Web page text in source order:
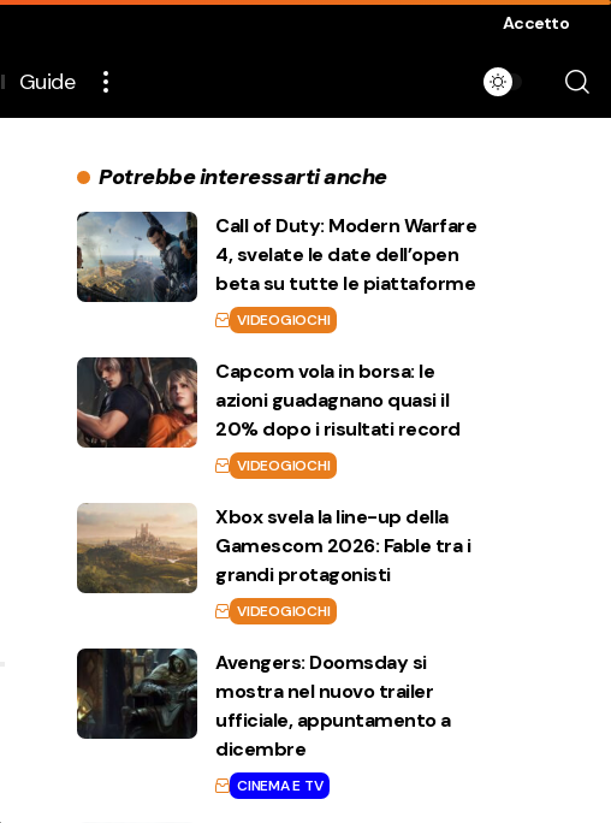
Accetto
Guide
Potrebbe interessarti anche
Call of Duty: Modern Warfare
4, svelate le date dell’open
beta su tutte le piattaforme
VIDEOGIOCHI
Capcom vola in borsa: le
azioni guadagnano quasi il
20% dopo i risultati record
VIDEOGIOCHI
Xbox svela la line-up della
Gamescom 2026: Fable tra i
grandi protagonisti
VIDEOGIOCHI
Avengers: Doomsday si
mostra nel nuovo trailer
ufficiale, appuntamento a
dicembre
CINEMA E TV